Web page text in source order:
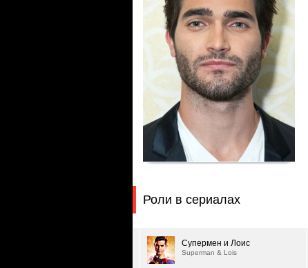
Роли в сериалах
Супермен и Лоис
Superman & Lois